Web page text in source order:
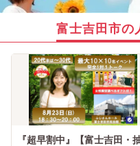
富士吉田市の
『超早割中』【富士吉田・